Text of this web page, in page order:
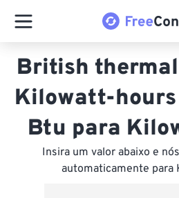
British
Kilowatt-
Btu para
Insira um valor abaixo e
automaticamente para